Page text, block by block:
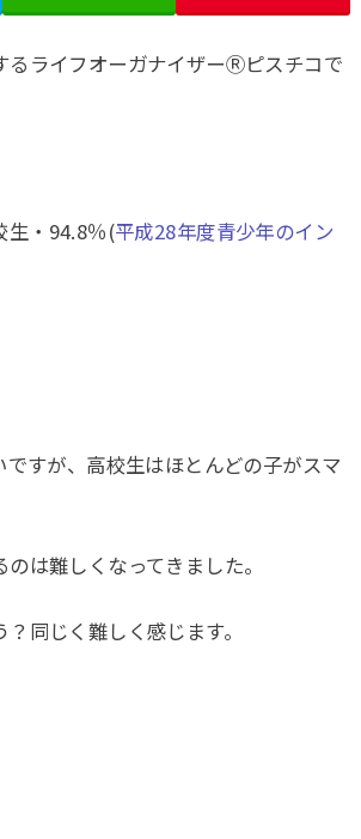
るライフオーガナイザーⓇピスチコで
生・94.8％(平成28年度青少年のイン
すが、高校生はほとんどの子がスマ
は難しくなってきました。
同じく難しく感じます。